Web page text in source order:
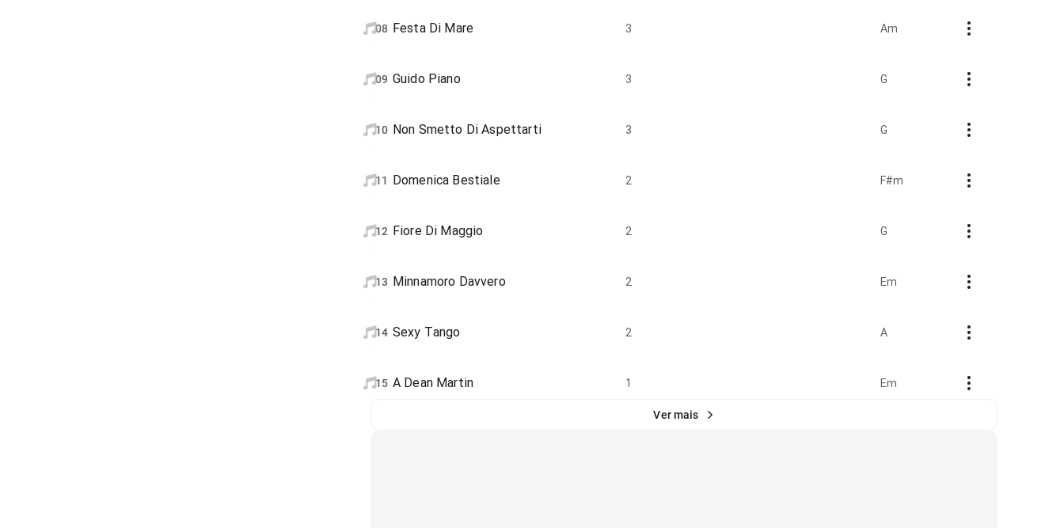
08 Festa Di Mare 3 Am
09 Guido Piano 3 G
10 Non Smetto Di Aspettarti 3 G
11 Domenica Bestiale 2 F#m
12 Fiore Di Maggio 2 G
13 Minnamoro Davvero 2 Em
14 Sexy Tango 2 A
15 A Dean Martin 1 Em
Ver mais